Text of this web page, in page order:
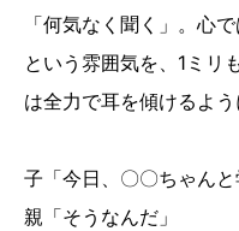
「何気なく聞く」。心
という雰囲気を、1ミリ
は全力で耳を傾けるよう
子「今日、〇〇ちゃん
親「そうなんだ」